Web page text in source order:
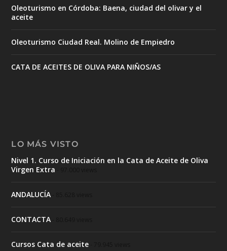
Oleoturismo en Córdoba: Baena, ciudad del olivar y el
aceite
Oleoturismo Ciudad Real. Molino de Empiedro
CATA DE ACEITES DE OLIVA PARA NIÑOS/AS
LO MÁS VISTO
Nivel 1. Curso de Iniciación en la Cata de Aceite de Oliva
Virgen Extra
ANDALUCÍA
CONTACTA
Cursos Cata de aceite